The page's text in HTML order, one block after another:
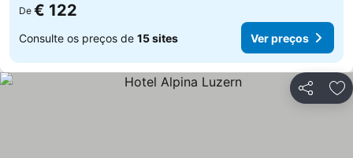
De € 122
Consulte os preços de 15 sites Ver preços
Partilhar